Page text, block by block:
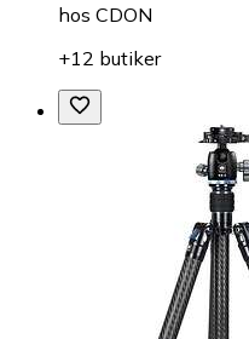
hos CDON
+12 butiker